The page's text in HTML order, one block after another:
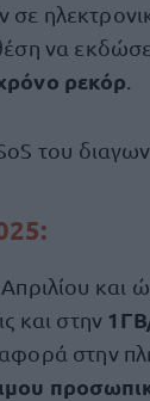
σε
να
ρεκόρ
του
και
και στην
στην